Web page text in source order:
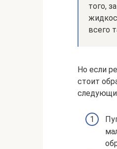
того,
всего
Но если
стоит